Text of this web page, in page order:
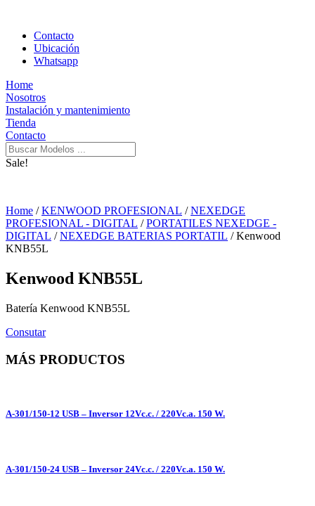
Contacto
Ubicación
Whatsapp
Home
Nosotros
Instalación y mantenimiento
Tienda
Contacto
Sale!
Home /KENWOOD PROFESIONAL /NEXEDGE
PROFESIONAL - DIGITAL /PORTATILES NEXEDGE -
DIGITAL /NEXEDGE BATERIAS PORTATIL / Kenwood
KNB55L
Kenwood KNB55L
Batería Kenwood KNB55L
Consutar
MÁS PRODUCTOS
A-301/150-12 USB – Inversor 12Vc.c. / 220Vc.a. 150 W.
A-301/150-24 USB – Inversor 24Vc.c. / 220Vc.a. 150 W.